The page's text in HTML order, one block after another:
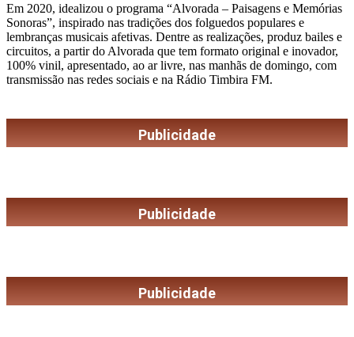
Em 2020, idealizou o programa “Alvorada – Paisagens e Memórias
Sonoras”, inspirado nas tradições dos folguedos populares e
lembranças musicais afetivas. Dentre as realizações, produz bailes e
circuitos, a partir do Alvorada que tem formato original e inovador,
100% vinil, apresentado, ao ar livre, nas manhãs de domingo, com
transmissão nas redes sociais e na Rádio Timbira FM.
Publicidade
Publicidade
Publicidade